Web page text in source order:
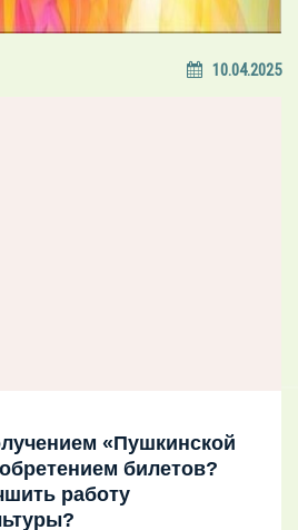
10.04.2025
«Пушкинской
билетов?
работу